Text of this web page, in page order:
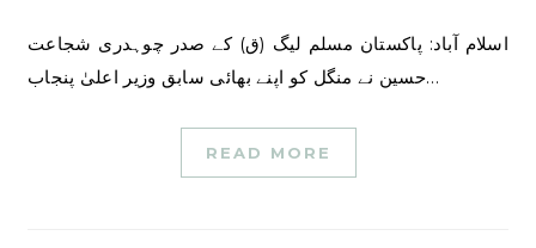
اسلام آباد: پاکستان مسلم لیگ (ق) کے صدر چوہدری شجاعت
حسین نے منگل کو اپنے بھائی سابق وزیر اعلیٰ پنجاب…
READ MORE